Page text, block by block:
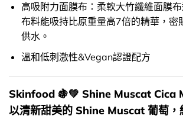
高吸附力面膜布：柔軟大竹纖維面膜布
布料能吸持比原重量高7倍的精華，密
供水。
溫和低刺激性&Vegan認證配方
Skinfood 🍇💚 Shine Muscat Cica
以清新甜美的 Shine Muscat 葡萄，